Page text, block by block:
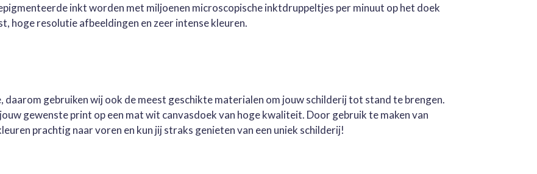
inkt worden met miljoenen microscopische inktdruppeltjes per minuut op het doek
hoge resolutie afbeeldingen en zeer intense kleuren.
daarom gebruiken wij ook de meest geschikte materialen om jouw schilderij tot stand te brengen.
gewenste print op een mat wit canvasdoek van hoge kwaliteit. Door gebruik te maken van
prachtig naar voren en kun jij straks genieten van een uniek schilderij!